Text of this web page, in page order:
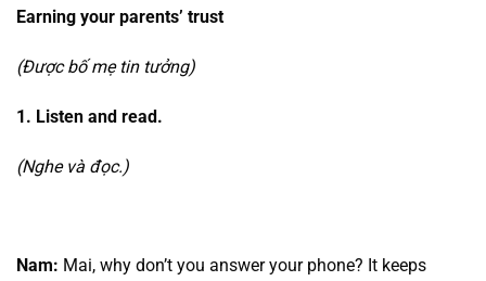
Earning your parents’ trust
(Được bố mẹ tin tưởng)
1. Listen and read.
(Nghe và đọc.)
Nam: Mai, why don’t you answer your phone? It keeps